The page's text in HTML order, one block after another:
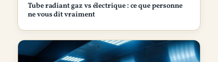
Tube radiant gaz vs électrique : ce que personne
ne vous dit vraiment